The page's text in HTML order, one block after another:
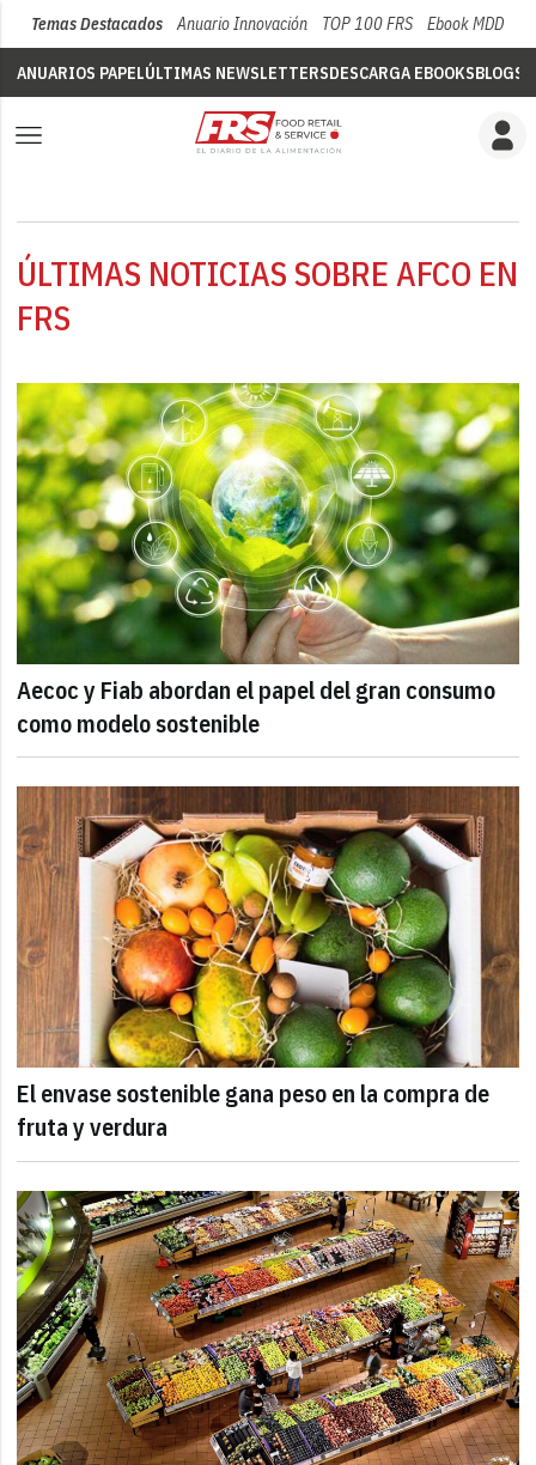
Temas Destacados Anuario Innovación TOP 100 FRS Ebook MDD
ANUARIOS PAPELÚLTIMAS NEWSLETTERSDESCARGA EBOOKSBLOGS
ÚLTIMAS NOTICIAS SOBRE AFCO EN
FRS
Aecoc y Fiab abordan el papel del gran consumo
como modelo sostenible
El envase sostenible gana peso en la compra de
fruta y verdura